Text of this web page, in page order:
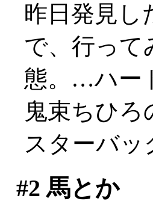
昨日発見し
で、行って
態。…ハー
鬼束ちひ
スターバ
#2 馬とか